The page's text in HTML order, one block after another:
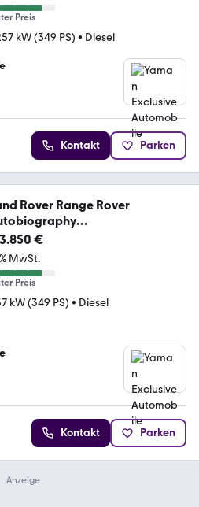
Preis
kW (349 PS) • Diesel
Kontakt Parken
Rover Range Rover
€
MwSt.
Preis
kW (349 PS) • Diesel
Kontakt Parken